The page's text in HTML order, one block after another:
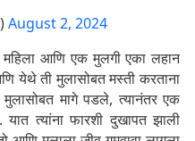
August 2, 2024
महिला आणि एक मुलगी एका लहान
येथे ती मुलासोबत मस्ती करताना
मागे पडले, त्यानंतर एक
त्यांना फारशी दुखापत झाली